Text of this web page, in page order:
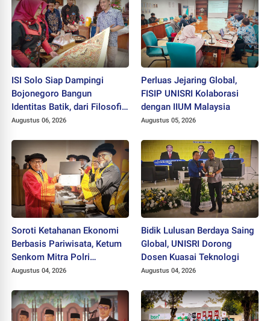
ISI Solo Siap Dampingi
Bojonegoro Bangun
Identitas Batik, dari Filosofi
hingga HAKI
Augustus 06, 2026
Perluas Jejaring Global,
FISIP UNISRI Kolaborasi
dengan IIUM Malaysia
Augustus 05, 2026
Soroti Ketahanan Ekonomi
Berbasis Pariwisata, Ketum
Senkom Mitra Polri
Dikukuhkan sebagai
Augustus 04, 2026
Bidik Lulusan Berdaya Saing
Global, UNISRI Dorong
Dosen Kuasai Teknologi
Augustus 04, 2026